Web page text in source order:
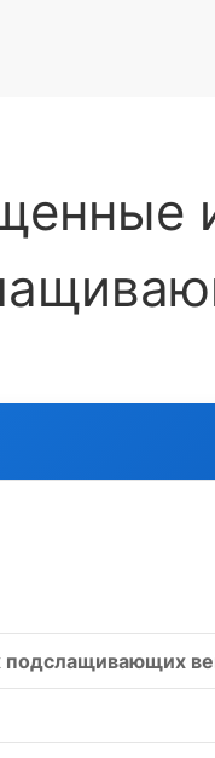
подслащивающих